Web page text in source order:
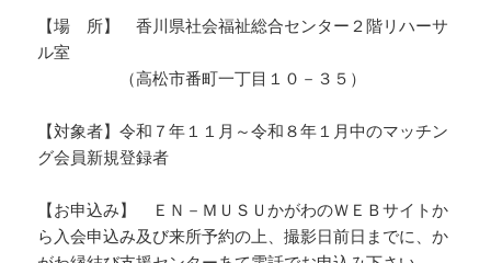
【場 所】 香川県社会福祉総合センター２階リハーサ
ル室
（高松市番町一丁目１０－３５）
【対象者】令和７年１１月～令和８年１月中のマッチン
グ会員新規登録者
【お申込み】 ＥＮ－ＭＵＳＵかがわのＷＥＢサイトか
ら入会申込み及び来所予約の上、撮影日前日までに、か